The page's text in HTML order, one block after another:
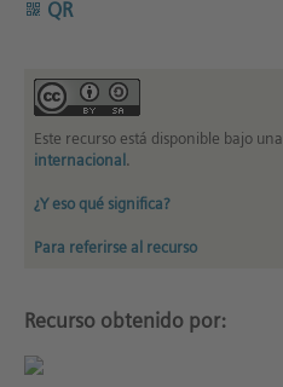
QR
Este recurso está disponible bajo una
internacional.
¿Y eso qué significa?
Para referirse al recurso
Recurso obtenido por: